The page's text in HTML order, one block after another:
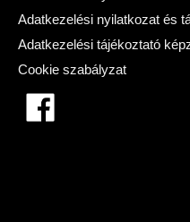
Adatkezelési nyilatkozat és
Adatkezelési tájékoztató
Cookie szabályzat